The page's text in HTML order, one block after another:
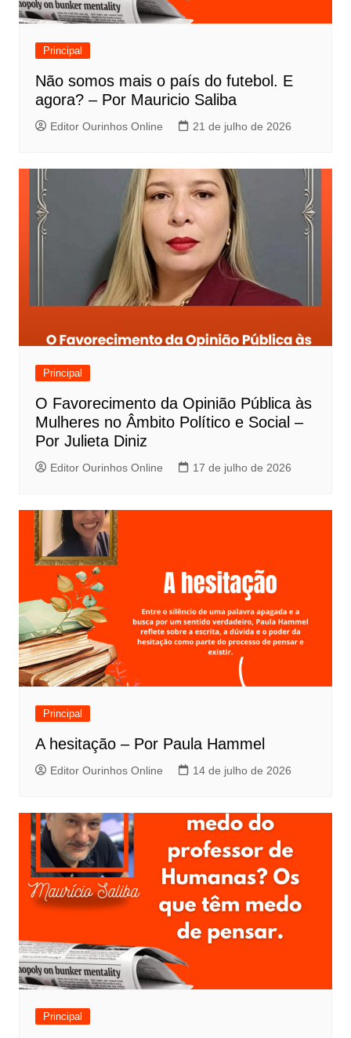
Principal
Não somos mais o país do futebol. E
agora? – Por Mauricio Saliba
Editor Ourinhos Online 21 de julho de 2026
Principal
O Favorecimento da Opinião Pública às
Mulheres no Âmbito Político e Social –
Por Julieta Diniz
Editor Ourinhos Online 17 de julho de 2026
Principal
A hesitação – Por Paula Hammel
Editor Ourinhos Online 14 de julho de 2026
Principal